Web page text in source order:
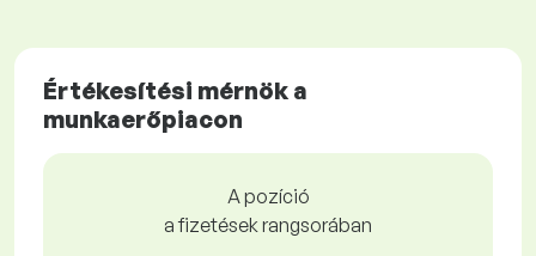
Értékesítési mérnök a
munkaerőpiacon
A pozíció
a fizetések rangsorában